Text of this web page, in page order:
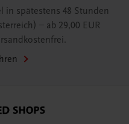
in spätestens 48 Stunden
– ab 29,00 EUR